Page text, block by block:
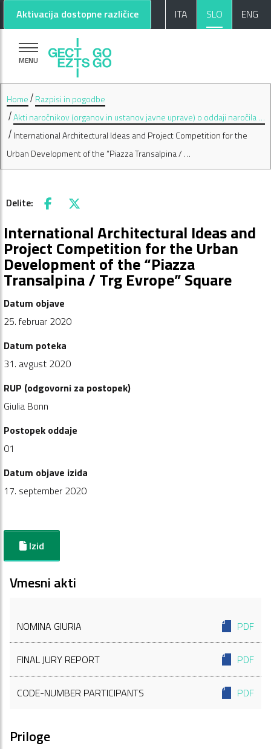
Pojdi na glavno vsebino
Pojdi na nogo strani
Aktivacija dostopne različice ITA SLO ENG
MENU
Home
Razpisi in pogodbe
Akti naročnikov (organov in ustanov javne uprave) o oddaji naročila …
International Architectural Ideas and Project Competition for the
Urban Development of the “Piazza Transalpina / …
Delite: Facebook
X
International Architectural Ideas and
Project Competition for the Urban
Development of the “Piazza
Transalpina / Trg Evrope” Square
Datum objave
25. februar 2020
Datum poteka
31. avgust 2020
RUP (odgovorni za postopek)
Giulia Bonn
Postopek oddaje
01
Datum objave izida
17. september 2020
Izid
Vmesni akti
NOMINA GIURIA PDF
FINAL JURY REPORT PDF
CODE-NUMBER PARTICIPANTS PDF
Priloge